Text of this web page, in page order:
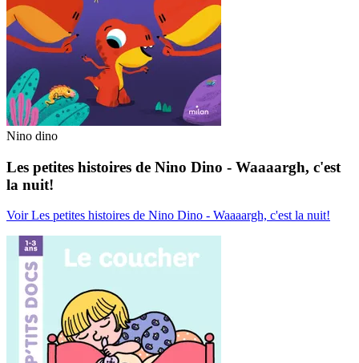
Nino dino
Les petites histoires de Nino Dino - Waaaargh, c'est
la nuit!
Voir Les petites histoires de Nino Dino - Waaaargh, c'est la nuit!